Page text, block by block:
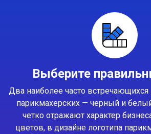
Выберите
Два наиболее часто встречающихся
парикмахерских — черный и
четко отражают характер
цветов, в дизайне логотипа